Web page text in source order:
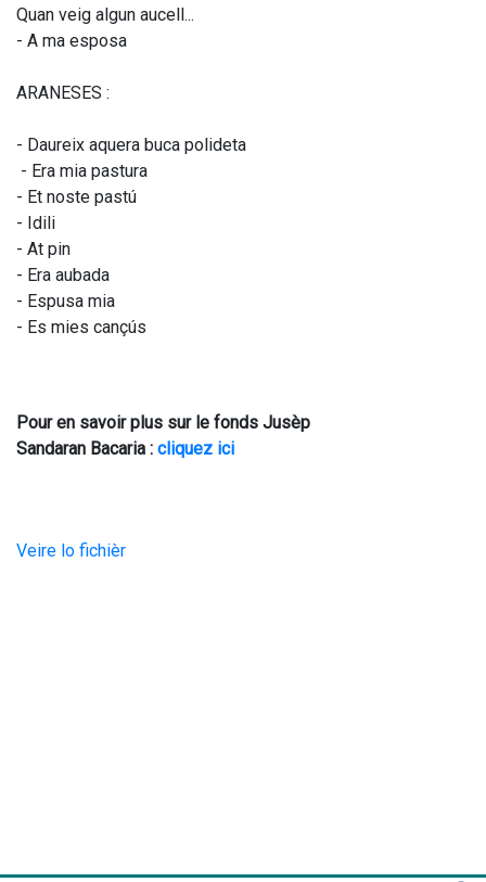
Quan veig algun aucell...
- A ma esposa
ARANESES :
- Daureix aquera buca polideta
- Era mia pastura
- Et noste pastú
- Idili
- At pin
- Era aubada
- Espusa mia
- Es mies cançús
Pour en savoir plus sur le fonds Jusèp
Sandaran Bacaria : cliquez ici
Veire lo fichièr